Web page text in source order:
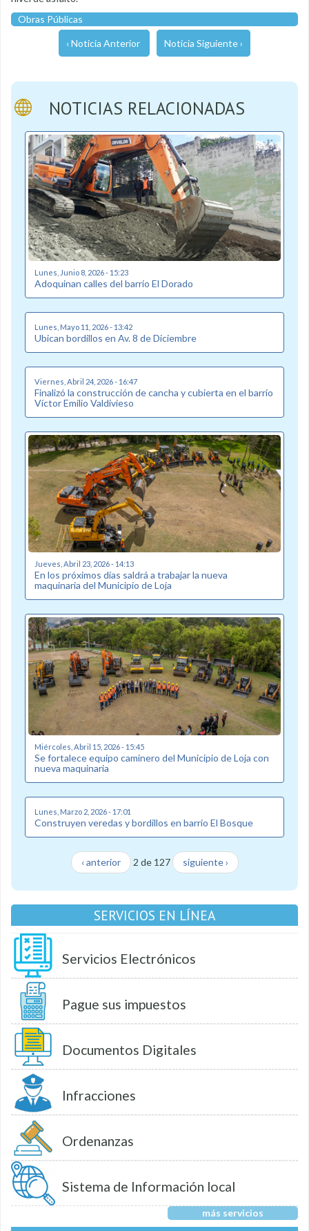
Obras Públicas
‹ Noticia Anterior Noticia Siguiente ›
NOTICIAS RELACIONADAS
Lunes, Junio 8, 2026 - 15:23
Adoquinan calles del barrio El Dorado
Lunes, Mayo 11, 2026 - 13:42
Ubican bordillos en Av. 8 de Diciembre
Viernes, Abril 24, 2026 - 16:47
Finalizó la construcción de cancha y cubierta en el barrio
Víctor Emilio Valdivieso
Jueves, Abril 23, 2026 - 14:13
En los próximos días saldrá a trabajar la nueva
maquinaria del Municipio de Loja
Miércoles, Abril 15, 2026 - 15:45
Se fortalece equipo caminero del Municipio de Loja con
nueva maquinaria
Lunes, Marzo 2, 2026 - 17:01
Construyen veredas y bordillos en barrio El Bosque
‹ anterior 2 de 127 siguiente ›
SERVICIOS EN LÍNEA
Servicios Electrónicos
Pague sus impuestos
Documentos Digitales
Infracciones
Ordenanzas
Sistema de Información local
más servicios